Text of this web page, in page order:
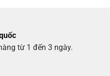
từ 1 đến 3 ngày.